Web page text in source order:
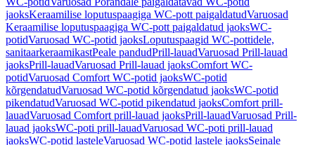
jaoksKeraamilise loputuspaagiga WC-pott paigaldatudVaruosad
Keraamilise loputuspaagiga WC-pott paigaldatud jaoksWC-
potidVaruosad WC-potid jaoksLoputuspaagid WC-pottidele,
sanitaarkeraamikastPeale pandudPrill-lauadVaruosad Prill-lauad
jaoksPrill-lauadVaruosad Prill-lauad jaoksComfort WC-
potidVaruosad Comfort WC-potid jaoksWC-potid
kõrgendatudVaruosad WC-potid kõrgendatud jaoksWC-potid
pikendatudVaruosad WC-potid pikendatud jaoksComfort prill-
lauadVaruosad Comfort prill-lauad jaoksPrill-lauadVaruosad Prill-
lauad jaoksWC-poti prill-lauadVaruosad WC-poti prill-lauad
jaoksWC-potid lasteleVaruosad WC-potid lastele jaoksSeinale